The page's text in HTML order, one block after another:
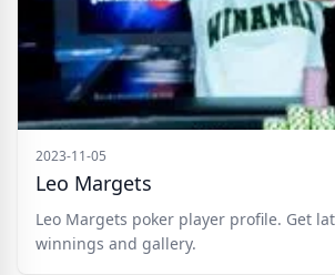
2023-11-05
Leo Margets
Leo Margets poker player profile. Get
winnings and gallery.